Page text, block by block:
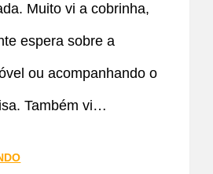
Muito vi a cobrinha,
espera sobre a
ou acompanhando o
Também vi…